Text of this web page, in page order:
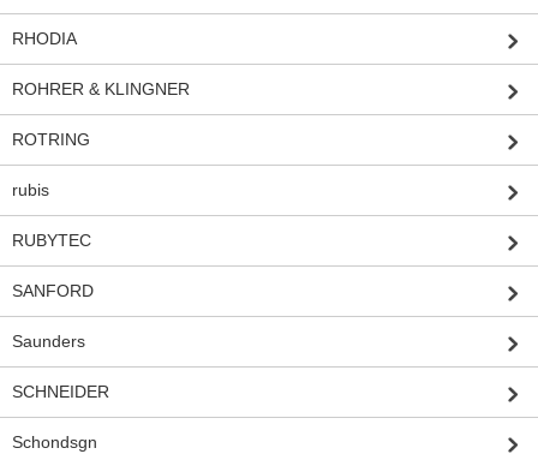
RHODIA
ROHRER & KLINGNER
ROTRING
rubis
RUBYTEC
SANFORD
Saunders
SCHNEIDER
Schondsgn